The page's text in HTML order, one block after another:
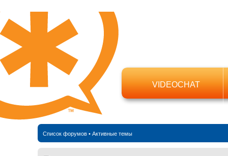
VIDEOCHAT
Список форумов• Активные темы